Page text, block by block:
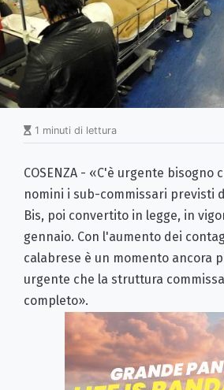
1 minuti di lettura
COSENZA - «C'è urgente bisogno
nomini i sub-commissari previsti
Bis, poi convertito in legge, in
gennaio. Con l'aumento dei
calabrese è un momento ancora
urgente che la struttura
completo».